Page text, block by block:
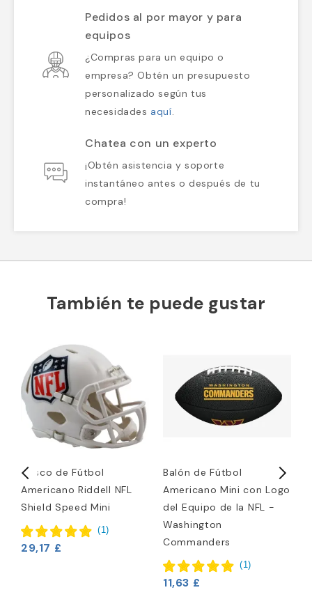
Pedidos al por mayor y para
equipos
¿Compras para un equipo o
empresa? Obtén un presupuesto
personalizado según tus
necesidades aquí.
Chatea con un experto
¡Obtén asistencia y soporte
instantáneo antes o después de tu
compra!
También te puede gustar
Casco de Fútbol
Americano Riddell NFL
Shield Speed Mini
(1)
29,17 £
Balón de Fútbol
Americano Mini con Logo
del Equipo de la NFL -
Washington
Commanders
(1)
11,63 £